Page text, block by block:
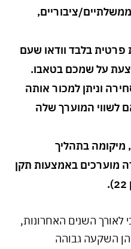
ציבוריים,
בלבד וודאו שעם
על שמכם בטאבו.
וניתן למכור אותה
לשווי המוערך שלה
בתהליך
מוערכים באמצעות תקן
לאורך השנים האחרונות,
השקעה גבוהה